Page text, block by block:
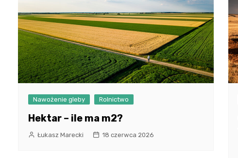
Nawożenie gleby Rolnictwo
Hektar – ile ma m2?
Łukasz Marecki 18 czerwca 2026